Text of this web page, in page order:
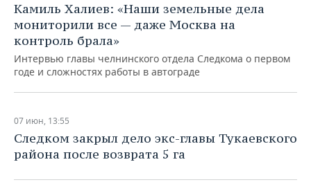
Камиль Халиев: «Наши земельные дела
мониторили все — даже Москва на
контроль брала»
Интервью главы челнинского отдела Следкома о первом
годе и сложностях работы в автограде
07 июн, 13:55
Следком закрыл дело экс-главы Тукаевского
района после возврата 5 га